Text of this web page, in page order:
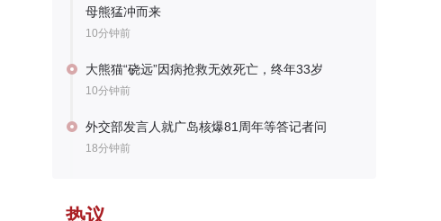
母熊猛冲而来
10分钟前
大熊猫“硗远”因病抢救无效死亡，终年33岁
10分钟前
外交部发言人就广岛核爆81周年等答记者问
18分钟前
热议